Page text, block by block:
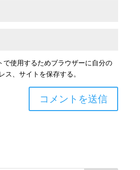
で使用するためブラウザーに自分の
ス、サイトを保存する。